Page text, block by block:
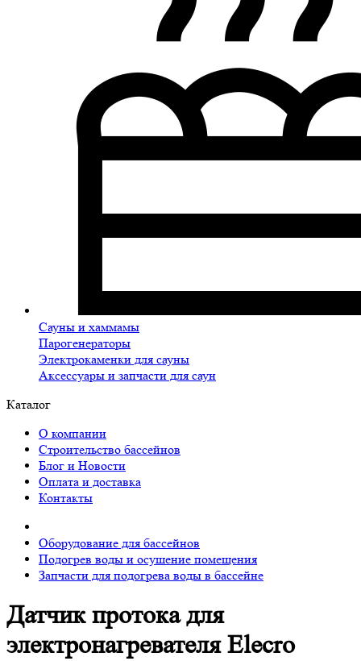
Сауны и хаммамы
Парогенераторы
Электрокаменки для сауны
Аксессуары и запчасти для саун
Каталог
О компании
Строительство бассейнов
Блог и Новости
Оплата и доставка
Контакты
Оборудование для бассейнов
Подогрев воды и осушение помещения
Запчасти для подогрева воды в бассейне
Датчик протока для
электронагревателя Elecro